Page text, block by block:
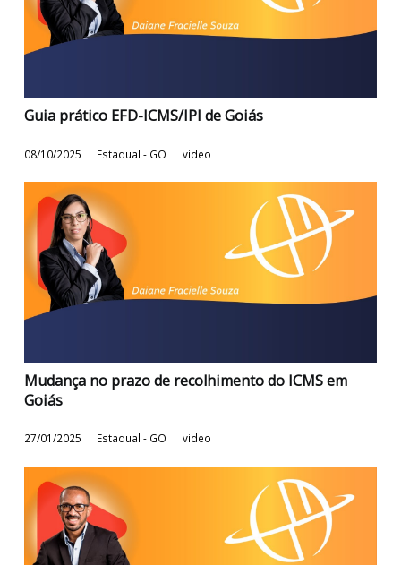
15/10/2025 Estadual - GO video
Guia prático EFD-ICMS/IPI de Goiás